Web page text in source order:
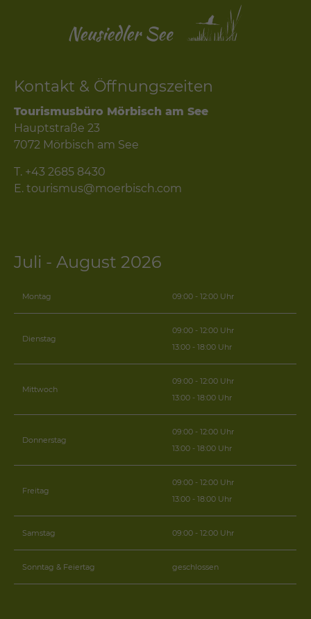
Kontakt & Öffnungszeiten
Tourismusbüro Mörbisch am See
Hauptstraße 23
7072 Mörbisch am See
T. +43 2685 8430
E. tourismus@moerbisch.com
Juli - August 2026
Montag 09:00 - 12:00 Uhr
Dienstag
09:00 - 12:00 Uhr
13:00 - 18:00 Uhr
Mittwoch
09:00 - 12:00 Uhr
13:00 - 18:00 Uhr
Donnerstag
09:00 - 12:00 Uhr
13:00 - 18:00 Uhr
Freitag
09:00 - 12:00 Uhr
13:00 - 18:00 Uhr
Samstag 09:00 - 12:00 Uhr
Sonntag & Feiertag geschlossen